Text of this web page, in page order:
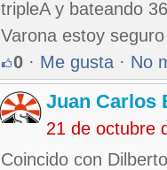
tripleA y bateando
Varona estoy
0 · Me gusta · No
Juan Carlos
21 de octubre
Coincido con